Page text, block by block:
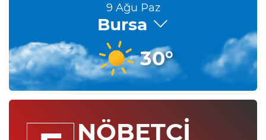
9 Ağu Paz
Bursa
30°
NÖBETÇİ